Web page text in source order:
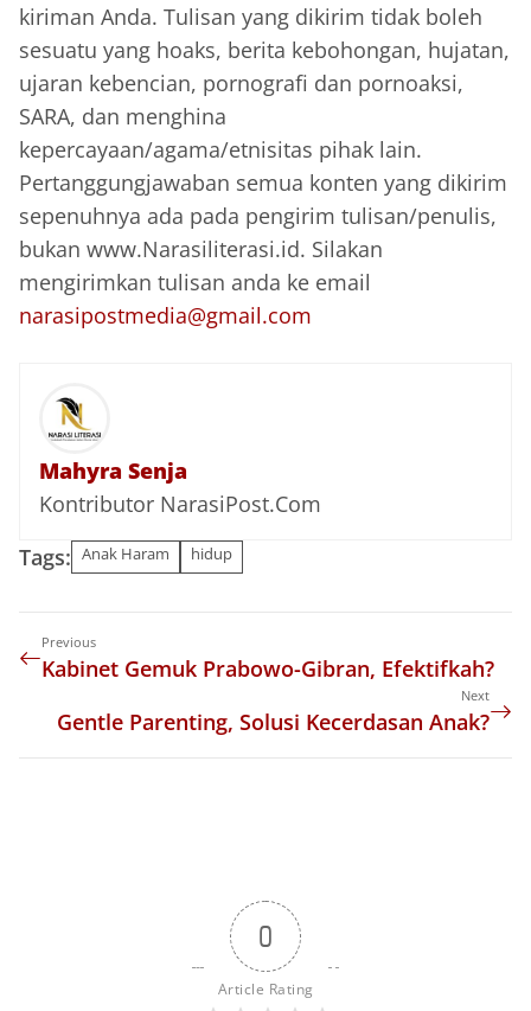
kiriman Anda. Tulisan yang dikirim tidak boleh
sesuatu yang hoaks, berita kebohongan, hujatan,
ujaran kebencian, pornografi dan pornoaksi,
SARA, dan menghina
kepercayaan/agama/etnisitas pihak lain.
Pertanggungjawaban semua konten yang dikirim
sepenuhnya ada pada pengirim tulisan/penulis,
bukan www.Narasiliterasi.id. Silakan
mengirimkan tulisan anda ke email
narasipostmedia@gmail.com
Mahyra Senja
Kontributor NarasiPost.Com
Tags: Anak Haram hidup
Previous
Kabinet Gemuk Prabowo-Gibran, Efektifkah?
Next
Gentle Parenting, Solusi Kecerdasan Anak?
0
Article Rating